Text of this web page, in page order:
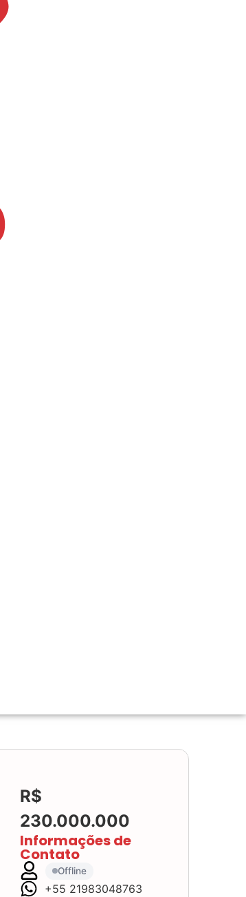
R$
230.000.000
Informações de
Contato
Offline
+55 21983048763